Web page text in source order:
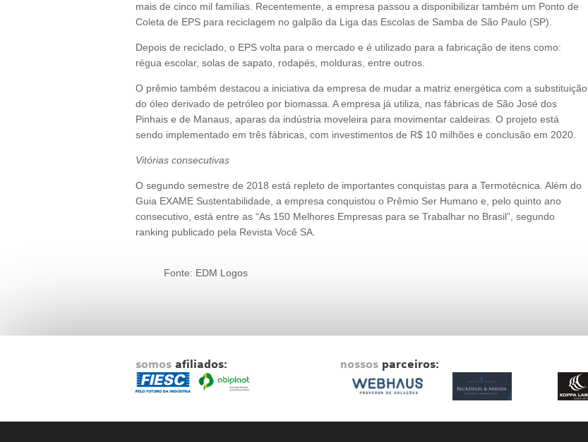
mais de cinco mil famílias. Recentemente, a empresa passou a disponibilizar também um Ponto de
Coleta de EPS para reciclagem no galpão da Liga das Escolas de Samba de São Paulo (SP).
Depois de reciclado, o EPS volta para o mercado e é utilizado para a fabricação de itens como:
régua escolar, solas de sapato, rodapés, molduras, entre outros.
O prêmio também destacou a iniciativa da empresa de mudar a matriz energética com a substituição
do óleo derivado de petróleo por biomassa. A empresa já utiliza, nas fábricas de São José dos
Pinhais e de Manaus, aparas da indústria moveleira para movimentar caldeiras. O projeto está
sendo implementado em três fábricas, com investimentos de R$ 10 milhões e conclusão em 2020.
Vitórias consecutivas
O segundo semestre de 2018 está repleto de importantes conquistas para a Termotécnica. Além do
Guia EXAME Sustentabilidade, a empresa conquistou o Prêmio Ser Humano e, pelo quinto ano
consecutivo, está entre as “As 150 Melhores Empresas para se Trabalhar no Brasil”, segundo
ranking publicado pela Revista Você SA.
Fonte: EDM Logos
somos afiliados: nossos parceiros: